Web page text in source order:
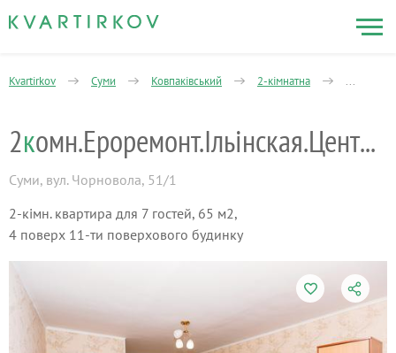
Kvartirkov Суми Ковпаківський 2-кімнатна
2к омн.Ероремонт.Ільінская.Центр.Р-н Макд
Суми, вул. Чорновола, 51/1
2-кімн. квартира для 7 гостей, 65 м2,
4 поверх 11-ти поверхового будинку